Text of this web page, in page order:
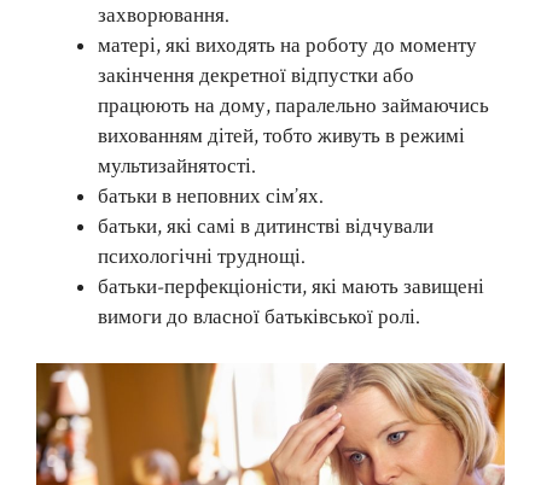
захворювання.
матері, які виходять на роботу до моменту
закінчення декретної відпустки або
працюють на дому, паралельно займаючись
вихованням дітей, тобто живуть в режимі
мультизайнятості.
батьки в неповних сім’ях.
батьки, які самі в дитинстві відчували
психологічні труднощі.
батьки-перфекціоністи, які мають завищені
вимоги до власної батьківської ролі.